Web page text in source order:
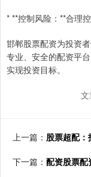
* **控制风险：**合理
邯郸股票配资为投资
专业、安全的配资平
实现投资目标。
上一篇： 股票超配
下一篇： 配资股票配